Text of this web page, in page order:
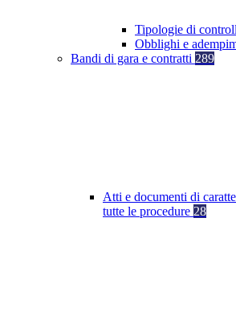
Tipologie di
Obblighi e
Bandi di gara e contratti 289
Atti e documenti di
tutte le procedure 28